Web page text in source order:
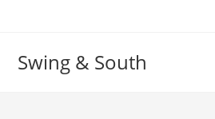
Swing & South